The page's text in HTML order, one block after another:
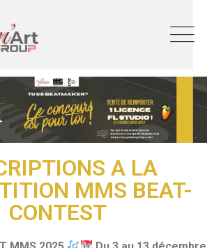
A LA
MMS BEAT-
CONTEST